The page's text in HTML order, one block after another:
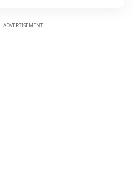
- ADVERTISEMENT -